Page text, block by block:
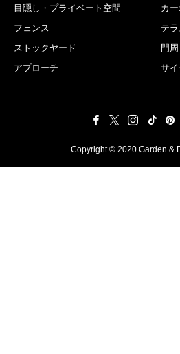
目隠し・プライベート空間
カ
フェンス
テ
ストックヤード
門
アプローチ
サ
Copyright © 2020 Garden &